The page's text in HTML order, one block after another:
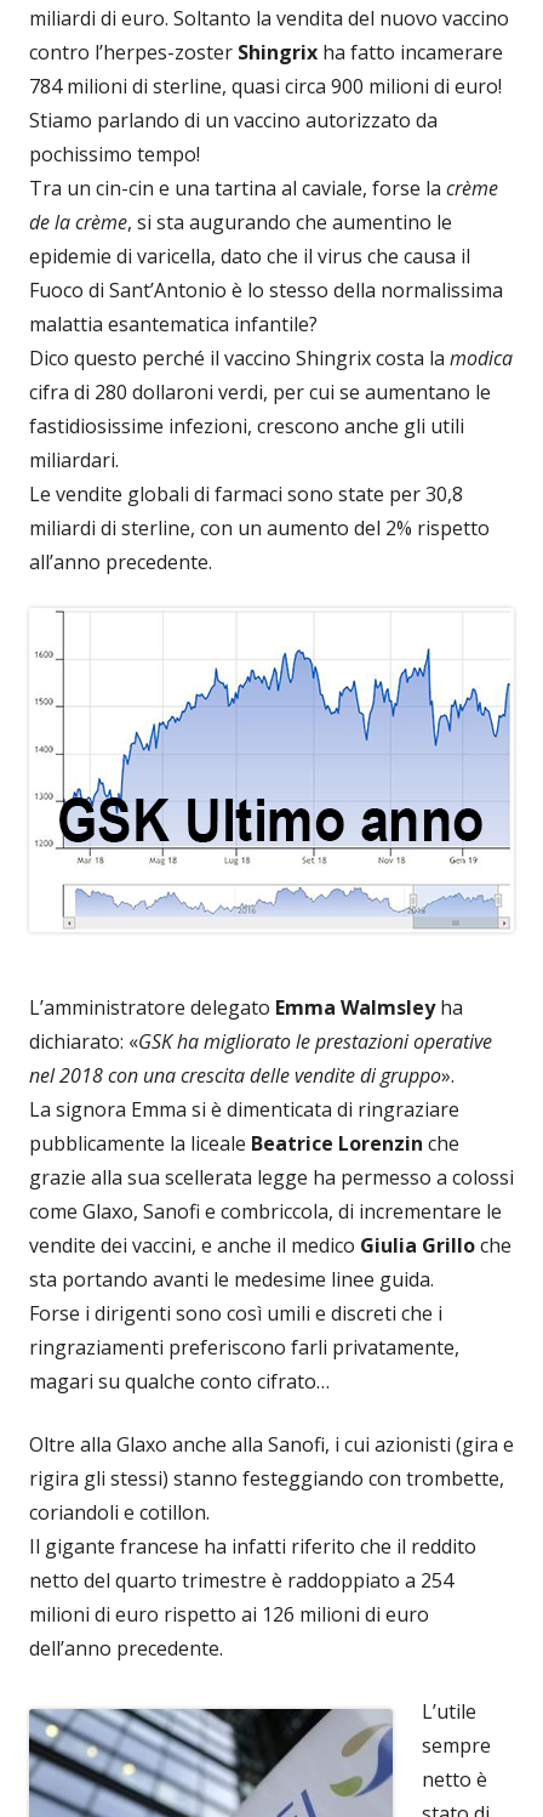
miliardi di euro. Soltanto la vendita del nuovo vaccino
contro l’herpes-zoster Shingrix ha fatto incamerare
784 milioni di sterline, quasi circa 900 milioni di euro!
Stiamo parlando di un vaccino autorizzato da
pochissimo tempo!
Tra un cin-cin e una tartina al caviale, forse la crème
de la crème, si sta augurando che aumentino le
epidemie di varicella, dato che il virus che causa il
Fuoco di Sant’Antonio è lo stesso della normalissima
malattia esantematica infantile?
Dico questo perché il vaccino Shingrix costa la modica
cifra di 280 dollaroni verdi, per cui se aumentano le
fastidiosissime infezioni, crescono anche gli utili
miliardari.
Le vendite globali di farmaci sono state per 30,8
miliardi di sterline, con un aumento del 2% rispetto
all’anno precedente.
L’amministratore delegato Emma Walmsleyha
dichiarato: «GSK ha migliorato le prestazioni operative
nel 2018 con una crescita delle vendite di gruppo».
La signora Emma si è dimenticata di ringraziare
pubblicamente la liceale Beatrice Lorenzin che
grazie alla sua scellerata legge ha permesso a colossi
come Glaxo, Sanofi e combriccola, di incrementare le
vendite dei vaccini, e anche il medico Giulia Grilloche
sta portando avanti le medesime linee guida.
Forse i dirigenti sono così umili e discreti che i
ringraziamenti preferiscono farli privatamente,
magari su qualche conto cifrato…
Oltre alla Glaxo anche alla Sanofi, i cui azionisti (gira e
rigira gli stessi) stanno festeggiando con trombette,
coriandoli e cotillon.
Il gigante francese ha infatti riferito che il reddito
netto del quarto trimestre è raddoppiato a 254
milioni di euro rispetto ai 126 milioni di euro
dell’anno precedente.
L’utile
sempre
netto è